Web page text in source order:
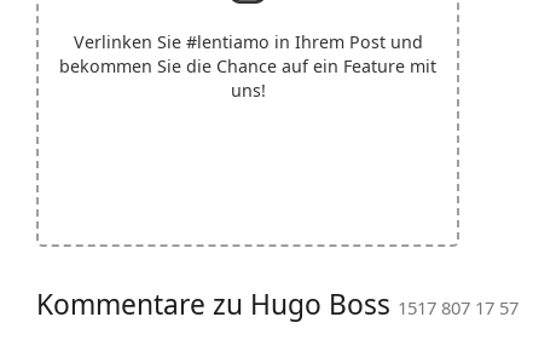
Verlinken Sie #lentiamo in Ihrem Post und
bekommen Sie die Chance auf ein Feature mit
uns!
Kommentare zu Hugo Boss 1517 807 17 57